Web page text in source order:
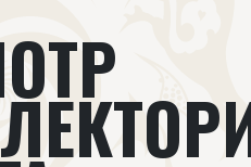
Всемирное общество